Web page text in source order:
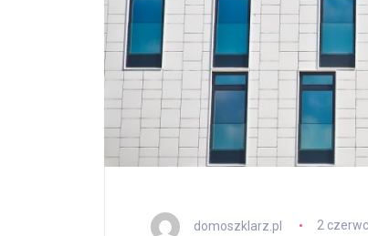
domoszklarz.pl 2